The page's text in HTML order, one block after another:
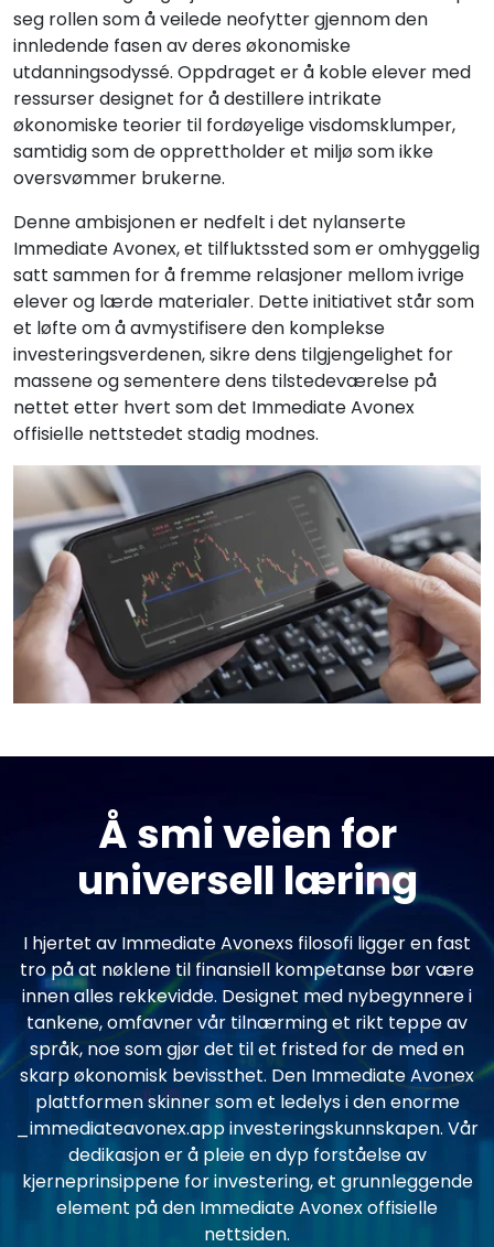
seg rollen som å veilede neofytter gjennom den
innledende fasen av deres økonomiske
utdanningsodyssé. Oppdraget er å koble elever med
ressurser designet for å destillere intrikate
økonomiske teorier til fordøyelige visdomsklumper,
samtidig som de opprettholder et miljø som ikke
oversvømmer brukerne.
Denne ambisjonen er nedfelt i det nylanserte
Immediate Avonex, et tilfluktssted som er omhyggelig
satt sammen for å fremme relasjoner mellom ivrige
elever og lærde materialer. Dette initiativet står som
et løfte om å avmystifisere den komplekse
investeringsverdenen, sikre dens tilgjengelighet for
massene og sementere dens tilstedeværelse på
nettet etter hvert som det Immediate Avonex
offisielle nettstedet stadig modnes.
Å smi veien for
universell læring
I hjertet av Immediate Avonexs filosofi ligger en fast
tro på at nøklene til finansiell kompetanse bør være
innen alles rekkevidde. Designet med nybegynnere i
tankene, omfavner vår tilnærming et rikt teppe av
språk, noe som gjør det til et fristed for de med en
skarp økonomisk bevissthet. Den Immediate Avonex
plattformen skinner som et ledelys i den enorme
_immediateavonex.app investeringskunnskapen. Vår
dedikasjon er å pleie en dyp forståelse av
kjerneprinsippene for investering, et grunnleggende
element på den Immediate Avonex offisielle
nettsiden.